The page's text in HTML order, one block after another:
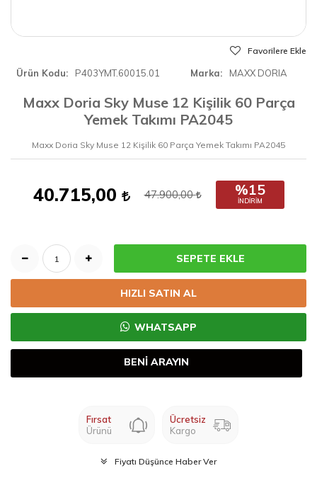
Favorilere Ekle
Ürün Kodu P403YMT.60015.01 Marka MAXX DORIA
Maxx Doria Sky Muse 12 Kişilik 60 Parça
Yemek Takımı PA2045
Maxx Doria Sky Muse 12 Kişilik 60 Parça Yemek Takımı PA2045
40.715,00 47.900,00 %15
İNDIRIM
SEPETE EKLE
HIZLI SATIN AL
WHATSAPP
BENİ ARAYIN
Fırsat
Ürünü
Ücretsiz
Kargo
Fiyatı Düşünce Haber Ver